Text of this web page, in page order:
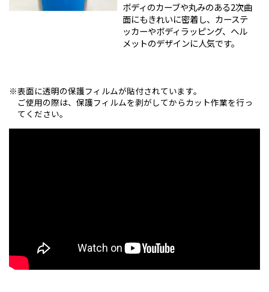
ボディのカーブや丸みのある2次曲
面にもきれいに密着し、カーステ
ッカーやボディラッピング、ヘル
メットのデザインに人気です。
表面に透明の保護フィルムが貼付されています。
ご使用の際は、保護フィルムを剥がしてからカット作業を行っ
てください。